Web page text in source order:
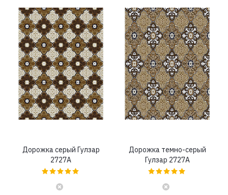
Дорожка серый Гулзар
2727A
Дорожка темно-серый
Гулзар 2727A